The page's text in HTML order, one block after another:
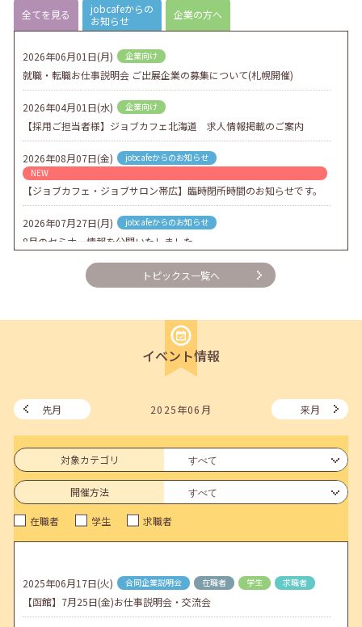
全てを見る
jobcafeからの
お知らせ
企業の方へ
2026年06月01日(月) 企業向け
就職・転職お仕事説明会 ご出展企業の募集について(札幌開催)
2026年04月01日(水) 企業向け
【採用ご担当者様】ジョブカフェ北海道 求人情報掲載のご案内
2026年08月07日(金)
jobcafeからのお知らせ
NEW
【ジョブカフェ・ジョブサロン帯広】臨時閉所時間のお知らせです。
2026年07月27日(月) jobcafeからのお知らせ
8月のセミナー情報を公開いたしました。
2026年07月01日(水) 企業向け
企業様向けセミナー「現場を巻き込む！人事のための『越境人材育
jobcafeからのお知らせ
7月のセミナー情報を公開いたしました。
メールカウンセリング、就職決定報告フォーム復旧いたしました。
2026年05月25日(月) jobcafeからのお知らせ
6月のセミナー情報を公開いたしました。
2026年05月01日(金) jobcafeからのお知らせ
連休前後（ゴールデンウィーク）のメールキャリア・アドバイス対応
についてのお知らせ
2026年04月02日(木) jobcafeからのお知らせ
トピックス一覧へ
イベント情報
先月 2025年06月 来月
対象カテゴリ
開催方法
在職者 学生 求職者
2025年06月17日(火) 合同企業説明会 在職者 学生 求職者
【函館】7月25日(金)お仕事説明会・交流会